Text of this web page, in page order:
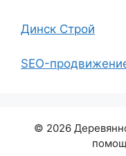
Динск Строй
SEO-
© 2026